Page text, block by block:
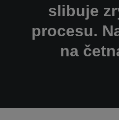
slibuje
procesu.
na